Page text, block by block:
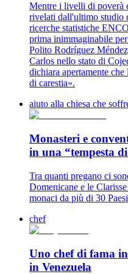
Mentre i livelli di poverà
rivelati dall'ultimo studio
ricerche statistiche
prima inimmaginabile
Polito Rodríguez
Carlos nello stato di
dichiara apertamente
di carestia».
aiuto alla chiesa che
Monasteri e
in una “tempesta
Tra quanti pregano ci
Domenicane e le
monaci da più di 30 Paesi
chef
Uno chef di fama
in Venezuela